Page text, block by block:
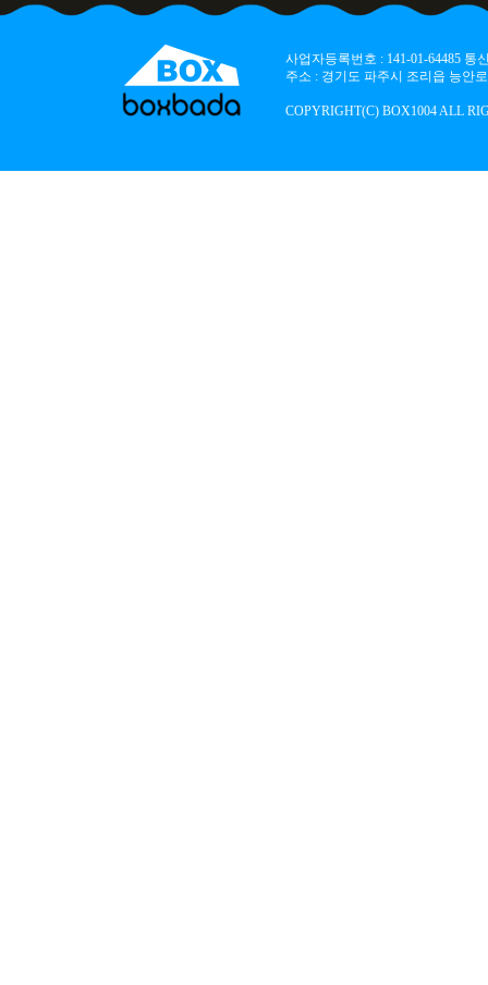
사업자등록번호 : 141-01-64485
주소 : 경기도 파주시 조리읍 능안
COPYRIGHT(C) BOX1004 ALL